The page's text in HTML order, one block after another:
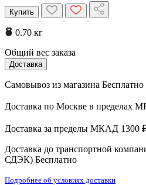
Купить
0.70 кг
Общий вес заказа
Доставка
Самовывоз из магазина Бесплатно
Доставка по Москве в пределах
Доставка за пределы МКАД 1300
Доставка до транспортной
СДЭК) Бесплатно
Подробнее об условиях доставки